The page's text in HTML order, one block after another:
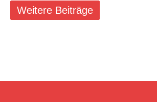
Weitere Beiträge